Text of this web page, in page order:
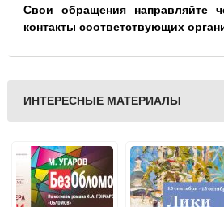
Свои обращения направляйте
контакты соответствующих
ИНТЕРЕСНЫЕ МАТЕРИАЛЫ